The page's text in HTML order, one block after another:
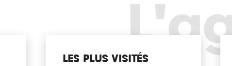
LES PLUS VISITÉS